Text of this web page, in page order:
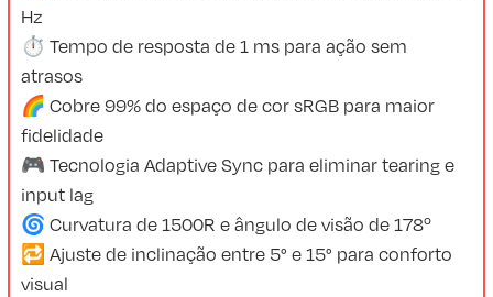
Hz
⏱️ Tempo de resposta de 1 ms para ação sem
atrasos
🌈 Cobre 99% do espaço de cor sRGB para maior
fidelidade
🎮 Tecnologia Adaptive Sync para eliminar tearing e
input lag
🌀 Curvatura de 1500R e ângulo de visão de 178º
🔁 Ajuste de inclinação entre 5° e 15° para conforto
visual